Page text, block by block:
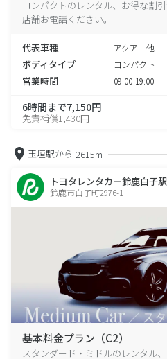
コンパクトのレンタル、お得な割
店舗お電話ください。
代表車種 アクア 他 （
ボディタイプ コンパクト
営業時間 09:00-19:00
6時間まで7,150円
免責補償1,430円
玉垣駅から 2615m
トヨタレンタカー鈴鹿白子
鈴鹿市白子町2976-1
基本料金プラン（C2）
スタンダード・ミドルのレンタル